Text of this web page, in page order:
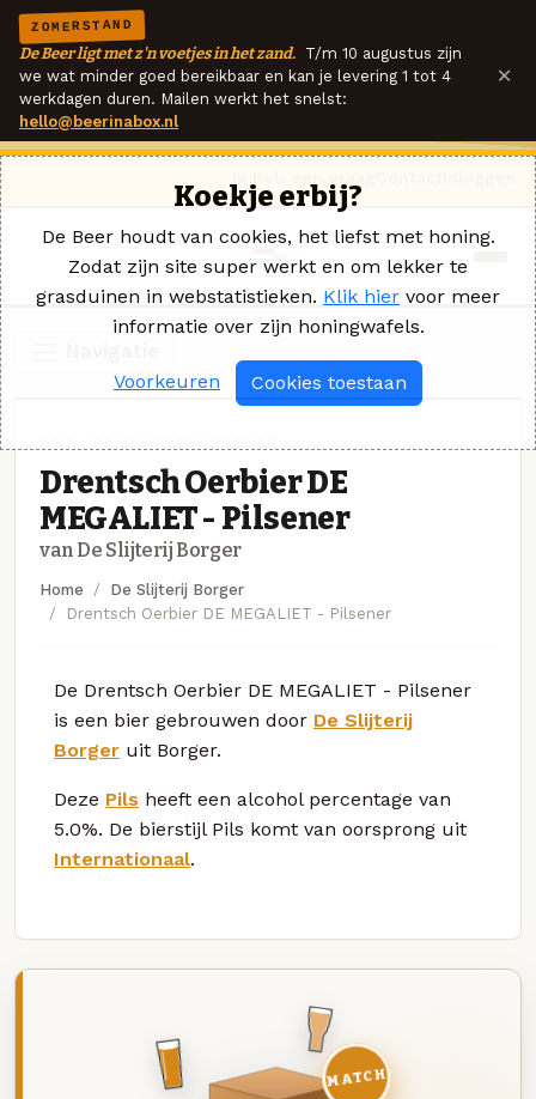
ZOMERSTAND
De Beer ligt met z'n voetjes in het zand. T/m 10 augustus zijn
we wat minder goed bereikbaar en kan je levering 1 tot 4
werkdagen duren. Mailen werkt het snelst:
hello@beerinabox.nl
×
Drentsch Oerbier DE
MEGALIET - Pilsener
van De Slijterij Borger
Home
De Slijterij Borger
Drentsch Oerbier DE MEGALIET - Pilsener
De Drentsch Oerbier DE MEGALIET - Pilsener
is een bier gebrouwen door De Slijterij
Borger uit Borger.
Deze Pils heeft een alcohol percentage van
5.0%. De bierstijl Pils komt van oorsprong uit
Internationaal.
MATCH
Koekje erbij?
De Beer houdt van cookies, het liefst met honing.
Zodat zijn site super werkt en om lekker te
grasduinen in webstatistieken. Klik hier voor meer
informatie over zijn honingwafels.
Voorkeuren Cookies toestaan